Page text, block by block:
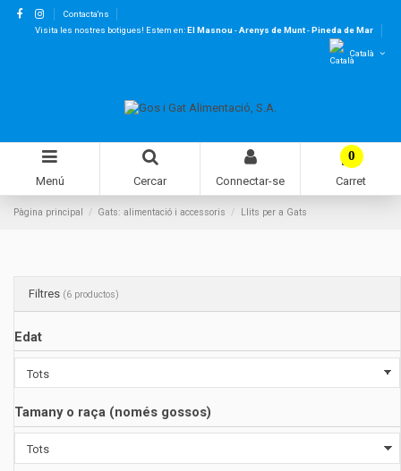
Contacta'ns
Visita les nostres botigues! Estem en:El Masnou-Arenys de Munt-Pineda de Mar
Català
Menú Cercar Connectar-se
0
Carret
Pàgina principal Gats: alimentació i accessoris Llits per a Gats
Filtres (6 productos)
Edat
Tamany o raça (només gossos)